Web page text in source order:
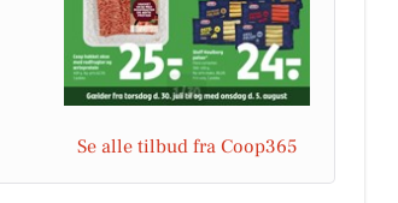
Se alle tilbud fra Coop365